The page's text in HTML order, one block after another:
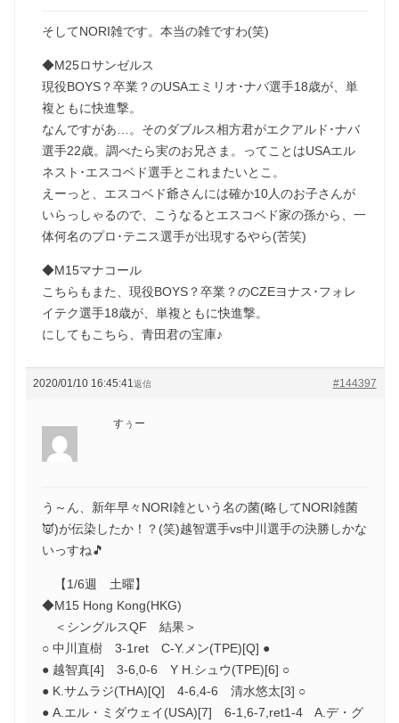
そしてNORI雑です。本当の雑ですわ(笑)
◆M25ロサンゼルス
現役BOYS？卒業？のUSAエミリオ･ナバ選手18歳が、単
複ともに快進撃。
なんですがあ…。そのダブルス相方君がエクアルド･ナバ
選手22歳。調べたら実のお兄さま。ってことはUSAエル
ネスト･エスコベド選手とこれまたいとこ。
えーっと、エスコベド爺さんには確か10人のお子さんが
いらっしゃるので、こうなるとエスコベド家の孫から、一
体何名のプロ･テニス選手が出現するやら(苦笑)
◆M15マナコール
こちらもまた、現役BOYS？卒業？のCZEヨナス･フォレ
イテク選手18歳が、単複ともに快進撃。
にしてもこちら、青田君の宝庫♪
2020/01/10 16:45:41 #144397
返信
すぅー
う～ん、新年早々NORI雑という名の菌(略してNORI雑菌
👿)が伝染したか！？(笑)越智選手vs中川選手の決勝しかな
いっすね🎵
【1/6週 土曜】
◆M15 Hong Kong(HKG)
＜シングルスQF 結果＞
○ 中川直樹 3-1ret C-Y.メン(TPE)[Q] ●
● 越智真[4] 3-6,0-6 Y H.シュウ(TPE)[6] ○
● K.サムラジ(THA)[Q] 4-6,4-6 清水悠太[3] ○
● A.エル・ミダウェイ(USA)[7] 6-1,6-7,ret1-4 A.デ・グ